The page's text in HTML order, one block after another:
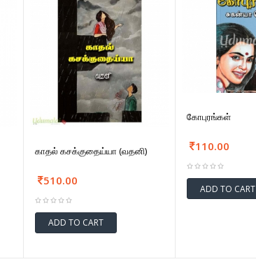
காதல் கசக்குதைய்யா (வதனி)
510.00
ADD TO CART
கோபுரங்கள்
110.00
ADD TO CART